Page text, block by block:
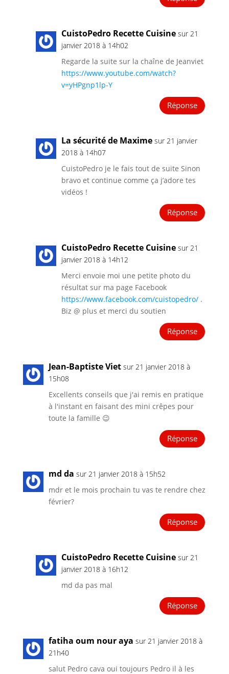
CuistoPedro Recette Cuisine sur 21
janvier 2018 à 14h02
Regarde la suite sur la chaîne de Jeanviet
https://www.youtube.com/watch?
v=yHPgnp1lp-Y
Réponse
La sécurité de Maxime sur 21 janvier
2018 à 14h07
CuistoPedro je le fais tout de suite Sinon
bravo et continue comme ça j’adore tes
vidéos !
Réponse
CuistoPedro Recette Cuisine sur 21
janvier 2018 à 14h12
Merci envoie moi une petite photo du
résultat sur ma page Facebook
https://www.facebook.com/cuistopedro/.
Biz @ plus et merci du soutien
Réponse
Jean-Baptiste Viet sur 21 janvier 2018 à
15h08
Excellents conseils que j'ai remis en pratique
à l'instant en faisant des mini crêpes pour
toute la famille 😉
Réponse
md da sur 21 janvier 2018 à 15h52
mdr et le mois prochain tu vas te rendre chez
février?
Réponse
CuistoPedro Recette Cuisine sur 21
janvier 2018 à 16h12
md da pas mal
Réponse
fatiha oum nour aya sur 21 janvier 2018 à
21h40
salut Pedro cava oui toujours Pedro il à les